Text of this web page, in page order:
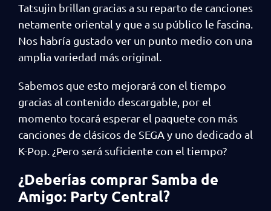
Tatsujin brillan gracias a su reparto de canciones
netamente oriental y que a su público le fascina.
Nos habría gustado ver un punto medio con una
amplia variedad más original.
Sabemos que esto mejorará con el tiempo
gracias al contenido descargable, por el
momento tocará esperar el paquete con más
canciones de clásicos de SEGA y uno dedicado al
K-Pop. ¿Pero será suficiente con el tiempo?
¿Deberías comprar Samba de
Amigo: Party Central?